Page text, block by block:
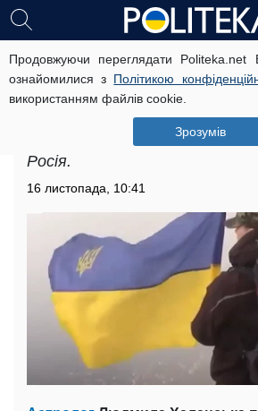
Продовжуючи переглядати Politeka.net
ознайомилися з Політикою
використанням файлів cookie.
Зрозумів
Коли закінчиться війна
астрологиня назвала
Астролог озвучила
закінчиться війна в Україні,
Росія.
16 листопада, 10:41